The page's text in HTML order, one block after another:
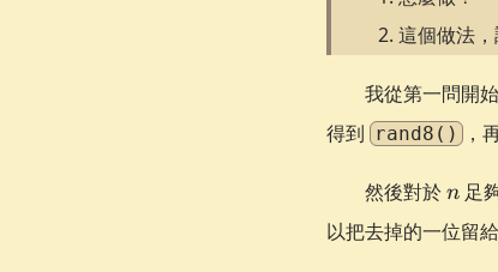
這個做法
我從第一問開
得到 rand8() ，
然後對於n
n 足
以把去掉的一位留